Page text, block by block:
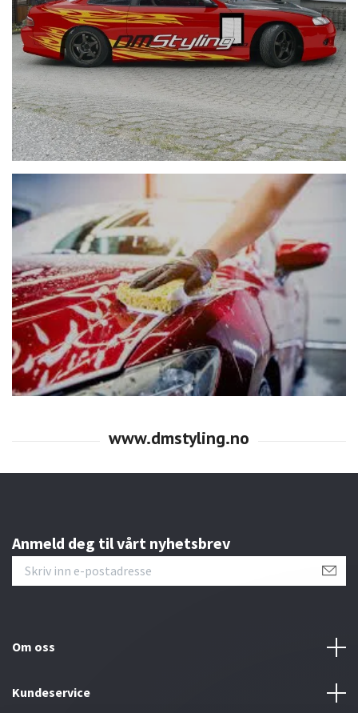
Anmeld deg til vårt nyhetsbrev
Om oss
Kundeservice